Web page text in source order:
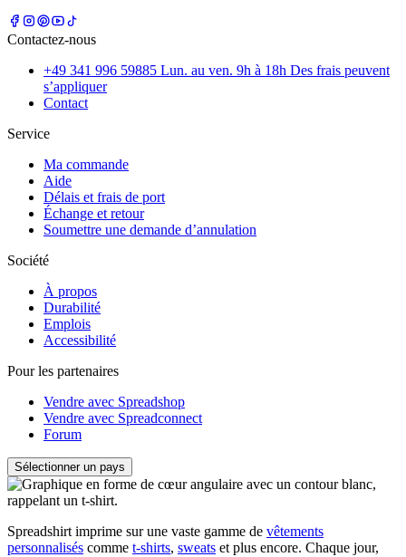
Contactez-nous
+49 341 996 59885 Lun. au ven. 9h à 18h Des frais peuvent
s’appliquer
Contact
Service
Ma commande
Aide
Délais et frais de port
Échange et retour
Soumettre une demande d’annulation
Société
À propos
Durabilité
Emplois
Accessibilité
Pour les partenaires
Vendre avec Spreadshop
Vendre avec Spreadconnect
Forum
Sélectionner un pays
Spreadshirt imprime sur une vaste gamme de vêtements
personnalisés comme t-shirts, sweats et plus encore. Chaque jour,